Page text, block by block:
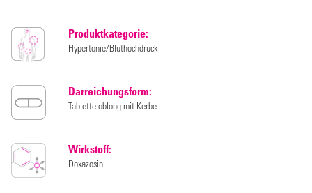
Produktkategorie:
Hypertonie/Bluthochdruck
Darreichungsform:
Tablette oblong mit Kerbe
Wirkstoff:
Doxazosin